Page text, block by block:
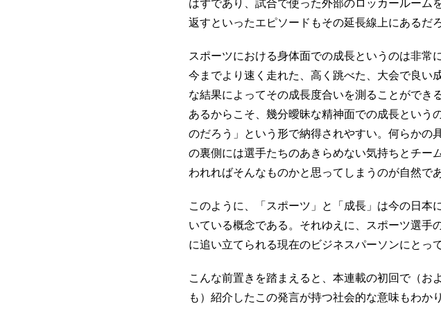
はずであり、試合で使った外部のロッカールーム
返すといったエピソードもその延長線上にあるだろ
スポーツにおける身体面での成長というのは非常
今までより速く走れた、高く跳べた、大会で良い
な結果によってその成長度合いを測ることができ
あるからこそ、幾分曖昧な精神面での成長という
のだろう」という形で納得されやすい。何らかの
の裏側には選手たちのあきらめない気持ちとチー
われればそんなものかと思ってしまうのが自然であ
このように、「スポーツ」と「成長」は今の日本
いている概念である。それゆえに、スポーツ選手
に追い立てられる現在のビジネスパーソンにとっ
こんな前置きを踏まえると、本連載の初回で（お
も）紹介したこの発言が持つ社会的な意味もわか